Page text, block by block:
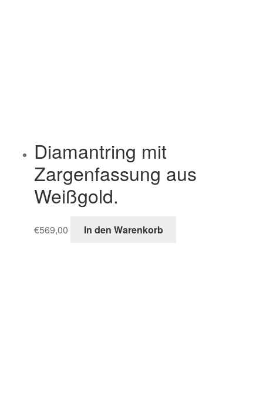
Diamantring mit
Zargenfassung aus
Weißgold.
€569,00 In den Warenkorb